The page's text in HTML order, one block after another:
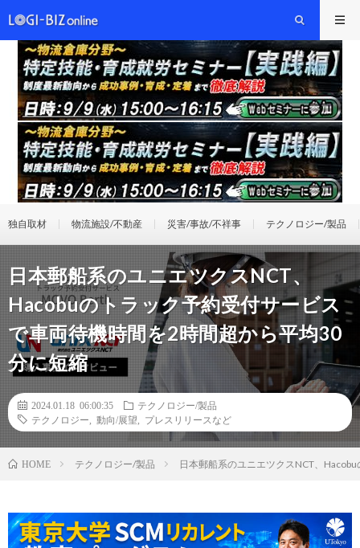
独自取材 物流施設/不動産 災害/事故/不祥事 テクノロジー/製品
日本郵船系のユニエツクスNCT、
Hacobuのトラック予約受付サービス
で車両待機時間を2時間超から平均30
分に短縮
2024.01.18 06:00:35
テクノロジー/製品
テクノロジー
動向/展望 プレスリリースなど
HOME テクノロジー/製品 日本郵船系のユニエツクスNCT、